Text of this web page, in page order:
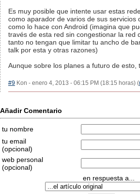
Es muy posible que intente usar estas
como aparador de varios de sus servicios
como lo hace con Android (imagina que
través de esta red sin congestionar la red
tanto no tengan que limitar tu ancho de
talk por esta y otras razones)
Aunque sobre los planes a futuro de esto,
#9 Kon - enero 4, 2013 - 06:15 PM (18:15 horas) (
Añadir Comentario
tu nombre
tu email
(opcional)
web personal
(opcional)
en respuesta a...